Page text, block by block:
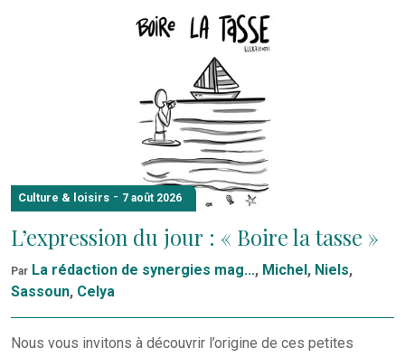
Culture & loisirs - 7 août 2026
L’expression du jour : « Boire la tasse »
Par La rédaction de synergies mag..., Michel , Niels,
Sassoun, Celya
Nous vous invitons à découvrir l’origine de ces petites